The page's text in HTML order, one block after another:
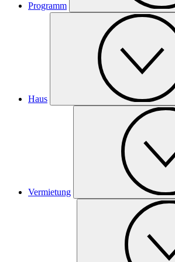
Programm
Haus
Vermietung